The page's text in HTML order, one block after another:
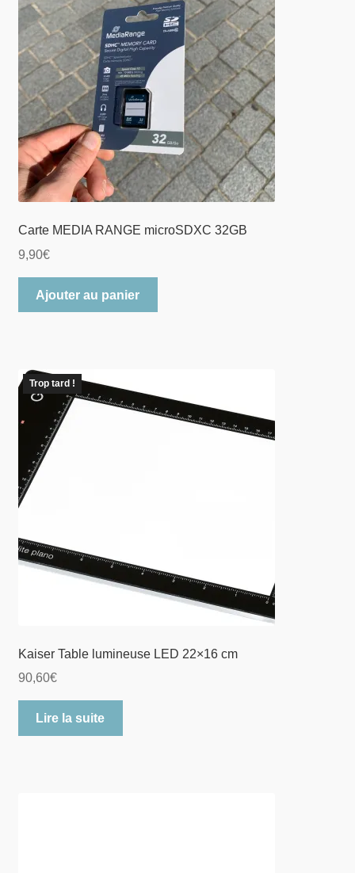
Carte MEDIA RANGE microSDXC 32GB
9,90€
Ajouter au panier
Trop tard !
Kaiser Table lumineuse LED 22×16 cm
90,60€
Lire la suite